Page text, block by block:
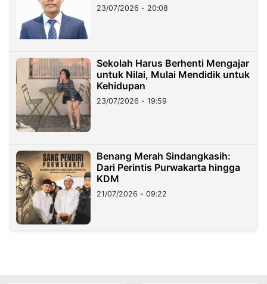
23/07/2026 - 20:08
Sekolah Harus Berhenti Mengajar
untuk Nilai, Mulai Mendidik untuk
Kehidupan
23/07/2026 - 19:59
Benang Merah Sindangkasih:
Dari Perintis Purwakarta hingga
KDM
21/07/2026 - 09:22